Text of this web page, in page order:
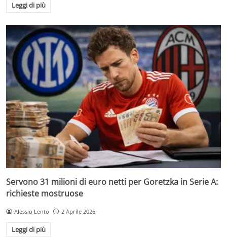
Leggi di più
Servono 31 milioni di euro netti per Goretzka in Serie A:
richieste mostruose
Alessio Lento 2 Aprile 2026
Leggi di più